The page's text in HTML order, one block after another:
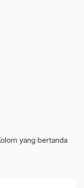
yang bertanda